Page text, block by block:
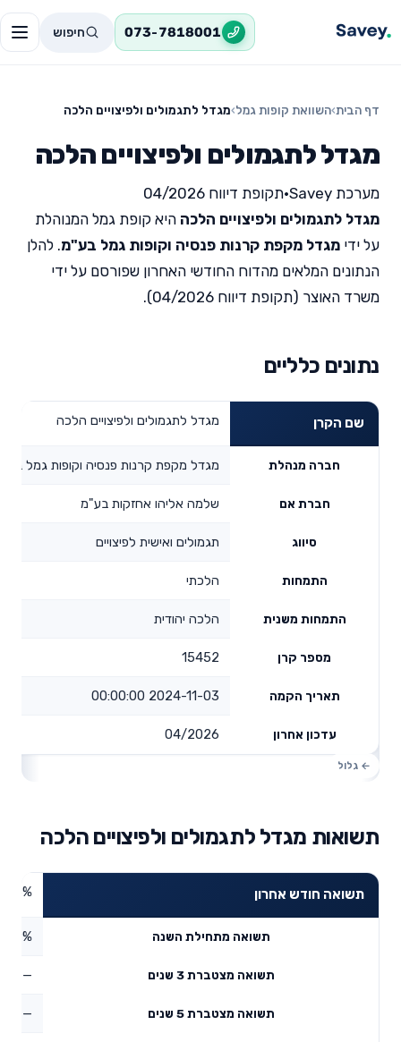
073-7818001 חיפוש
דף הבית›השוואת קופות גמל›מגדל לתגמולים ולפיצויים הלכה
מגדל לתגמולים ולפיצויים הלכה
מערכת Savey •תקופת דיווח 04/2026
מגדל לתגמולים ולפיצויים הלכה היא קופת גמל המנוהלת
על ידי מגדל מקפת קרנות פנסיה וקופות גמל בע"מ. להלן
הנתונים המלאים מהדוח החודשי האחרון שפורסם על ידי
משרד האוצר (תקופת דיווח 04/2026).
נתונים כלליים
שם הקרן מגדל לתגמולים ולפיצויים הלכה
חברה מנהלת מגדל מקפת קרנות פנסיה וקופות גמל
חברת אם שלמה אליהו אחזקות בע"מ
סיווג תגמולים ואישית לפיצויים
התמחות הלכתי
התמחות משנית הלכה יהודית
מספר קרן 15452
תאריך הקמה 2024-11-03 00:00:00
עדכון אחרון 04/2026
תשואות מגדל לתגמולים ולפיצויים הלכה
תשואה חודש אחרון
תשואה מתחילת השנה
תשואה מצטברת 3 שנים —
תשואה מצטברת 5 שנים —